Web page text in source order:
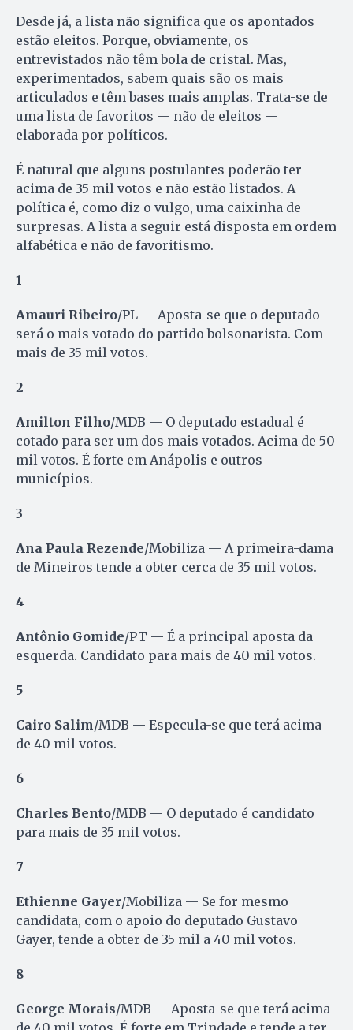
Desde já, a lista não significa que os apontados
estão eleitos. Porque, obviamente, os
entrevistados não têm bola de cristal. Mas,
experimentados, sabem quais são os mais
articulados e têm bases mais amplas. Trata-se de
uma lista de favoritos — não de eleitos —
elaborada por políticos.
É natural que alguns postulantes poderão ter
acima de 35 mil votos e não estão listados. A
política é, como diz o vulgo, uma caixinha de
surpresas. A lista a seguir está disposta em ordem
alfabética e não de favoritismo.
1
Amauri Ribeiro/PL — Aposta-se que o deputado
será o mais votado do partido bolsonarista. Com
mais de 35 mil votos.
2
Amilton Filho/MDB — O deputado estadual é
cotado para ser um dos mais votados. Acima de 50
mil votos. É forte em Anápolis e outros
municípios.
3
Ana Paula Rezende/Mobiliza — A primeira-dama
de Mineiros tende a obter cerca de 35 mil votos.
4
Antônio Gomide/PT — É a principal aposta da
esquerda. Candidato para mais de 40 mil votos.
5
Cairo Salim/MDB — Especula-se que terá acima
de 40 mil votos.
6
Charles Bento/MDB — O deputado é candidato
para mais de 35 mil votos.
7
Ethienne Gayer/Mobiliza — Se for mesmo
candidata, com o apoio do deputado Gustavo
Gayer, tende a obter de 35 mil a 40 mil votos.
8
George Morais/MDB — Aposta-se que terá acima